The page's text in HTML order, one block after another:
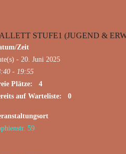
20, 2025STUFE1 (JUGEND &
Zeit
- 20. Juni 2025
- 19:55
Plätze: 4
auf Warteliste: 0
59